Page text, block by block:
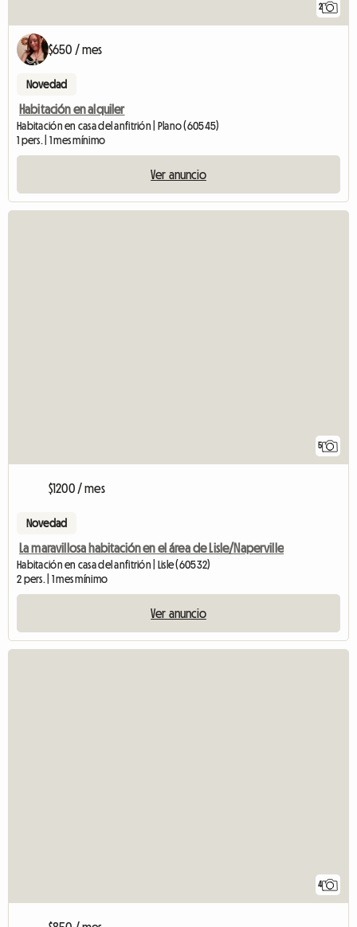
2
$650 / mes
Novedad
Habitación en alquiler
Habitación en casa del anfitrión | Plano (60545)
1 pers. | 1 mes mínimo
Ver anuncio
5
$1200 / mes
Novedad
La maravillosa habitación en el área de Lisle/Naperville
Habitación en casa del anfitrión | Lisle (60532)
2 pers. | 1 mes mínimo
Ver anuncio
4